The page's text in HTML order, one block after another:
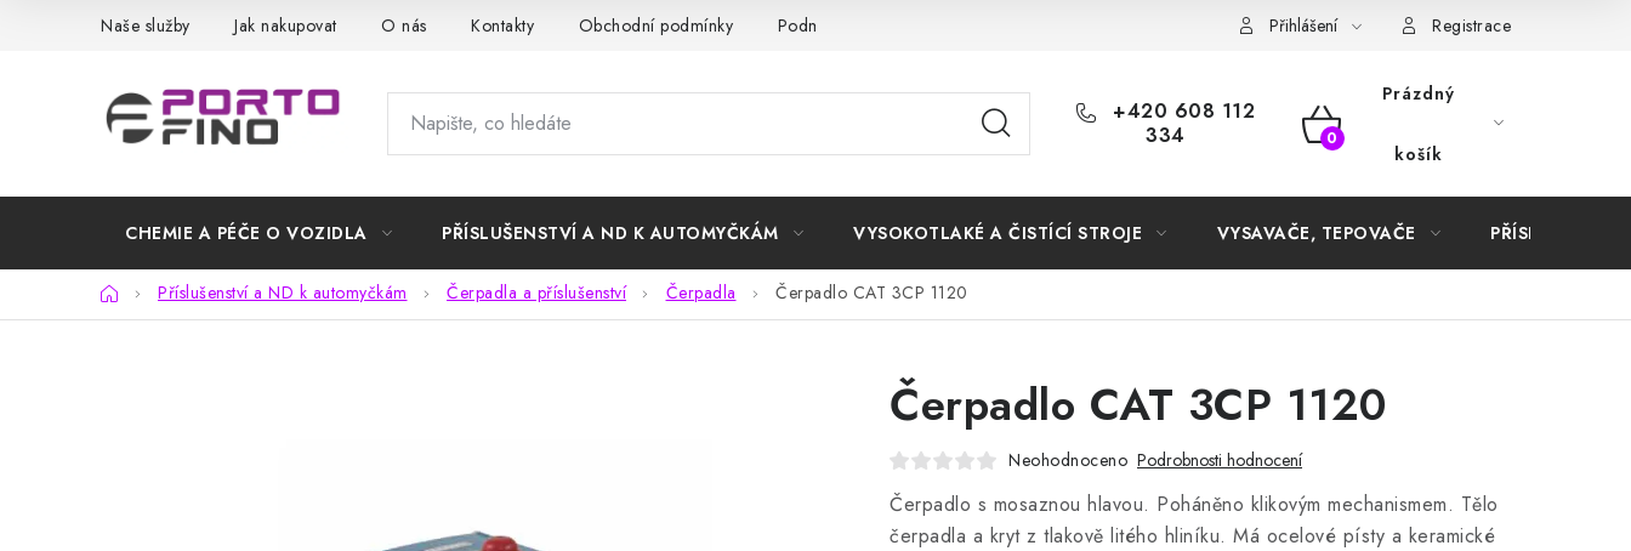
Naše služby Jak nakupovat O nás Kontakty Obchodní podmínky Podmínky ochrany osobních údajů Samoobslužné platební terminály
Přihlášení Registrace
+420 608 112
334
NÁKUPNÍ
Prázdný
košík
CHEMIE A PÉČE O VOZIDLA PŘÍSLUŠENSTVÍ A ND K AUTOMYČKÁM VYSOKOTLAKÉ A ČISTÍCÍ STROJE VYSAVAČE, TEPOVAČE PŘÍSLUŠENSTVÍ
DomůPříslušenství a ND k automyčkám Čerpadla a příslušenství Čerpadla Čerpadlo CAT 3CP 1120
Čerpadlo CAT 3CP 1120
Neohodnoceno Podrobnosti hodnocení
Čerpadlo s mosaznou hlavou. Poháněno klikovým mechanismem. Tělo
čerpadla a kryt z tlakově litého hliníku. Má ocelové písty a keramické